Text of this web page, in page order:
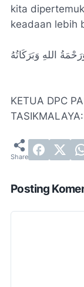
kita
keadaan lebih
اللهِ وَبَرَكَاتُهُ
KETUA DPC
Posting